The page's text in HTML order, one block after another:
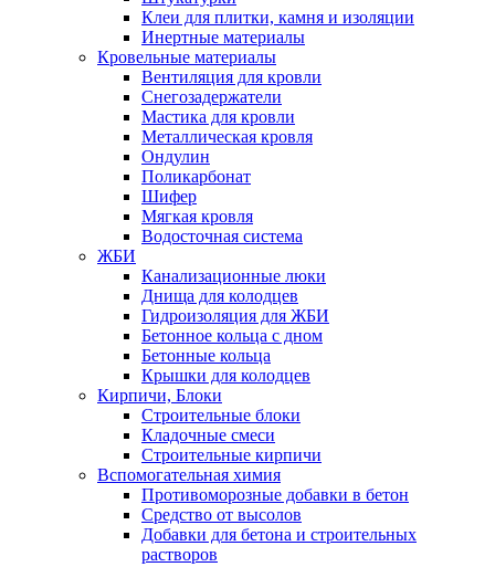
Клеи для плитки, камня и изоляции
Инертные материалы
Кровельные материалы
Вентиляция для кровли
Снегозадержатели
Мастика для кровли
Металлическая кровля
Ондулин
Поликарбонат
Шифер
Мягкая кровля
Водосточная система
ЖБИ
Канализационные люки
Днища для колодцев
Гидроизоляция для ЖБИ
Бетонное кольца с дном
Бетонные кольца
Крышки для колодцев
Кирпичи, Блоки
Строительные блоки
Кладочные смеси
Строительные кирпичи
Вспомогательная химия
Противоморозные добавки в бетон
Средство от высолов
Добавки для бетона и строительных
растворов